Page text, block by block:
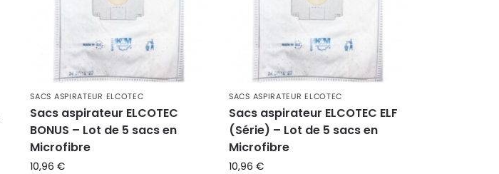
SACS ASPIRATEUR ELCOTEC
Sacs aspirateur ELCOTEC
BONUS – Lot de 5 sacs en
Microfibre
10,96€
SACS ASPIRATEUR ELCOTEC
Sacs aspirateur ELCOTEC ELF
(Série) – Lot de 5 sacs en
Microfibre
10,96€